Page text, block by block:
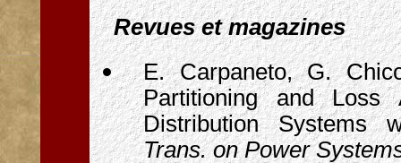
Revues et magazines
E. Carpaneto, G.
Partitioning and Loss
Distribution Systems
Trans. on Power